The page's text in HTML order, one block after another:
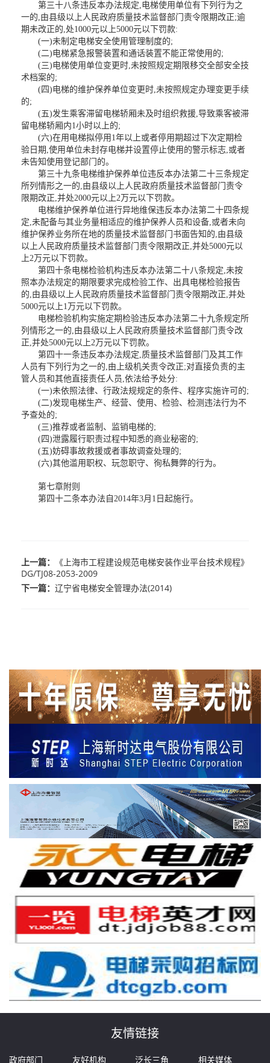
第三十八条违反本办法规定,电梯使用单位有下列行为之
一的,由县级以上人民政府质量技术监督部门责令限期改正;逾
期未改正的,处1000元以上5000元以下罚款:
(一)未制定电梯安全使用管理制度的;
(二)电梯紧急报警装置和通话装置不能正常使用的;
(三)电梯使用单位变更时,未按照规定期限移交全部安全技
术档案的;
(四)电梯的维护保养单位变更时,未按照规定办理变更手续
的;
(五)发生乘客滞留电梯轿厢未及时组织救援,导致乘客被滞
留电梯轿厢内1小时以上的;
(六)在用电梯拟停用1年以上或者停用期超过下次定期检
验日期,使用单位未封存电梯并设置停止使用的警示标志,或者
未告知使用登记部门的。
第三十九条电梯维护保养单位违反本办法第二十三条规定
所列情形之一的,由县级以上人民政府质量技术监督部门责令
限期改正,并处2000元以上2万元以下罚款。
电梯维护保养单位进行异地维保违反本办法第二十四条规
定,未配备与其业务量相适应的维护保养人员和设备,或者未向
维护保养业务所在地的质量技术监督部门书面告知的,由县级
以上人民政府质量技术监督部门责令限期改正,并处5000元以
上2万元以下罚款。
第四十条电梯检验机构违反本办法第二十八条规定,未按
照本办法规定的期限要求完成检验工作、出具电梯检验报告
的,由县级以上人民政府质量技术监督部门责令限期改正,并处
5000元以上1万元以下罚款。
电梯检验机构实施定期检验违反本办法第二十九条规定所
列情形之一的,由县级以上人民政府质量技术监督部门责令改
正,并处5000元以上2万元以下罚款。
第四十一条违反本办法规定,质量技术监督部门及其工作
人员有下列行为之一的,由上级机关责令改正;对直接负责的主
管人员和其他直接责任人员,依法给予处分:
(一)未依照法律、行政法规规定的条件、程序实施许可的;
(二)发现电梯生产、经营、使用、检验、检测违法行为不
予查处的;
(三)推荐或者监制、监销电梯的;
(四)泄露履行职责过程中知悉的商业秘密的;
(五)妨碍事故救援或者事故调查处理的;
(六)其他滥用职权、玩忽职守、徇私舞弊的行为。
第七章附则
第四十二条本办法自2014年3月1日起施行。
上一篇：
《上海市工程建设规范电梯安装作业平台技术规程》
DG/TJ08-2053-2009
下一篇： 辽宁省电梯安全管理办法(2014)
友情链接
政府部门 友好机构 泛长三角 相关媒体